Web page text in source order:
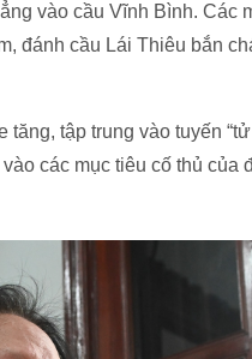
vào cầu Vĩnh Bình. Các
đánh cầu Lái Thiêu bắn
tập trung vào tuyến
các mục tiêu cố thủ của